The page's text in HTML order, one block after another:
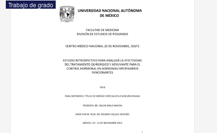
Trabajo de grado